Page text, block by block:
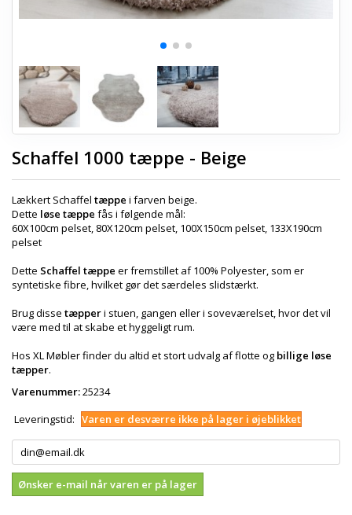
Schaffel 1000 tæppe - Beige
Lækkert Schaffel tæppe i farven beige.
Dette løse tæppe fås i følgende mål:
60X100cm pelset, 80X120cm pelset, 100X150cm pelset, 133X190cm
pelset
Dette Schaffel tæppe er fremstillet af 100% Polyester, som er
syntetiske fibre, hvilket gør det særdeles slidstærkt.
Brug disse tæpperi stuen, gangen eller i soveværelset, hvor det vil
være med til at skabe et hyggeligt rum.
Hos XL Møbler finder du altid et stort udvalg af flotte og billige løse
tæpper.
Varenummer:25234
Leveringstid: Varen er desværre ikke på lager i øjeblikket
Ønsker e-mail når varen er på lager